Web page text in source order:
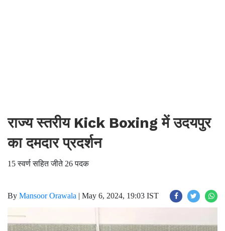
राज्य स्तरीय Kick Boxing में उदयपुर
का दमदार प्रदर्शन
15 स्वर्ण सहित जीते 26 पदक
By Mansoor Orawala | May 6, 2024, 19:03 IST